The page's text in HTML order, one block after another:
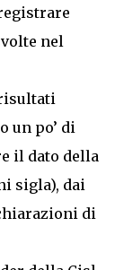
nel
un po’ di
il dato della
sigla), dai
di